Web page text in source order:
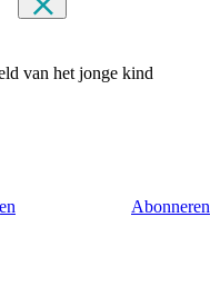
van het jonge kind
Abonneren